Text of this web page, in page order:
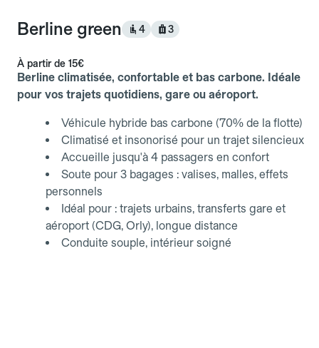
Berline green 4 3
À partir de 15€
Berline climatisée, confortable et bas carbone. Idéale
pour vos trajets quotidiens, gare ou aéroport.
Véhicule hybride bas carbone (70% de la flotte)
Climatisé et insonorisé pour un trajet silencieux
Accueille jusqu'à 4 passagers en confort
Soute pour 3 bagages : valises, malles, effets
personnels
Idéal pour : trajets urbains, transferts gare et
aéroport (CDG, Orly), longue distance
Conduite souple, intérieur soigné